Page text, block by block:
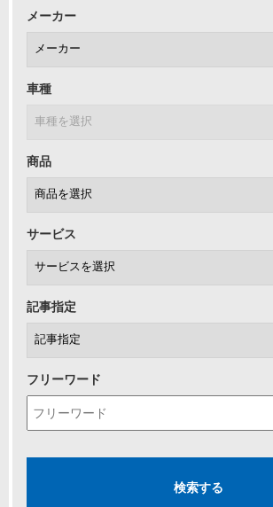
メーカー
車種
商品
サービス
記事指定
フリーワード